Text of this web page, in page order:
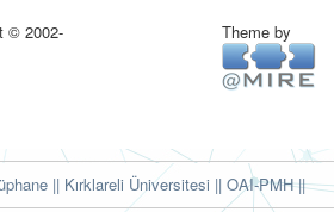
© 2002-
Theme by
|| Kırklareli Üniversitesi || OAI-PMH ||